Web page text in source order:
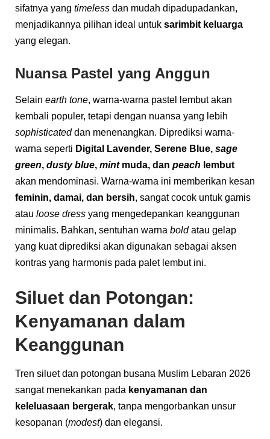
sifatnya yang timeless dan mudah dipadupadankan,
menjadikannya pilihan ideal untuk sarimbit keluarga
yang elegan.
Nuansa Pastel yang Anggun
Selain earth tone, warna-warna pastel lembut akan
kembali populer, tetapi dengan nuansa yang lebih
sophisticateddan menenangkan. Diprediksi warna-
warna seperti Digital Lavender, Serene Blue, sage
green, dusty blue, mintmuda, dan peach lembut
akan mendominasi. Warna-warna ini memberikan kesan
feminin, damai, dan bersih, sangat cocok untuk gamis
atau loose dress yang mengedepankan keanggunan
minimalis. Bahkan, sentuhan warna boldatau gelap
yang kuat diprediksi akan digunakan sebagai aksen
kontras yang harmonis pada palet lembut ini.
Siluet dan Potongan:
Kenyamanan dalam
Keanggunan
Tren siluet dan potongan busana Muslim Lebaran 2026
sangat menekankan pada kenyamanan dan
keleluasaan bergerak, tanpa mengorbankan unsur
kesopanan (modest) dan elegansi.